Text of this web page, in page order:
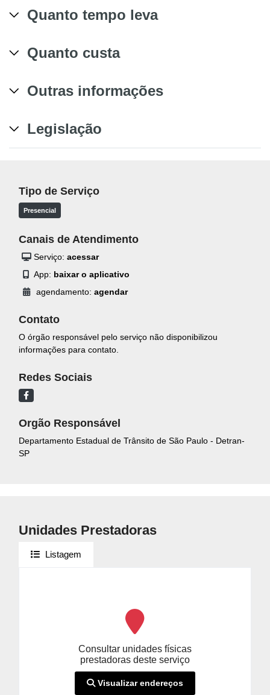
Quanto tempo leva
Quanto custa
Outras informações
Legislação
Tipo de Serviço
Presencial
Canais de Atendimento
Serviço: acessar
App: baixar o aplicativo
agendamento: agendar
Contato
O órgão responsável pelo serviço não disponibilizou
informações para contato.
Redes Sociais
Orgão Responsável
Departamento Estadual de Trânsito de São Paulo - Detran-
SP
Unidades Prestadoras
Listagem
Consultar unidades físicas
prestadoras deste serviço
Visualizar endereços